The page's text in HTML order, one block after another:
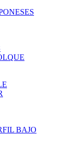
BAJO